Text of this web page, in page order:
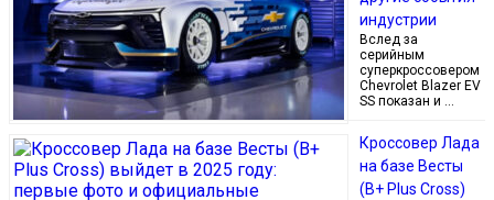
индустрии
Вслед за
серийным
суперкроссовером
Chevrolet Blazer EV
SS показан и …
Кроссовер Лада
на базе Весты
(B+ Plus Cross)